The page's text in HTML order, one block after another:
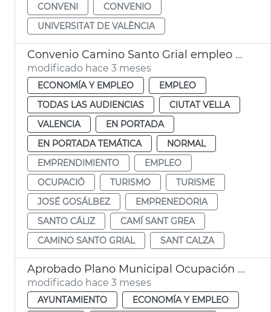
CONVENI
CONVENIO
UNIVERSITAT DE VALÈNCIA
Convenio Camino Santo Grial empleo y proyección internacional
modificado hace 3 meses
ECONOMÍA Y EMPLEO
EMPLEO
TODAS LAS AUDIENCIAS
CIUTAT VELLA
VALENCIA
EN PORTADA
EN PORTADA TEMÁTICA
NORMAL
EMPRENDIMIENTO
EMPLEO
OCUPACIÓ
TURISMO
TURISME
JOSÉ GOSÁLBEZ
EMPRENEDORIA
SANTO CÁLIZ
CAMÍ SANT GREA
CAMINO SANTO GRIAL
SANT CALZA
Aprobado Plano Municipal Ocupación València con 219 contratos
modificado hace 3 meses
AYUNTAMIENTO
ECONOMÍA Y EMPLEO